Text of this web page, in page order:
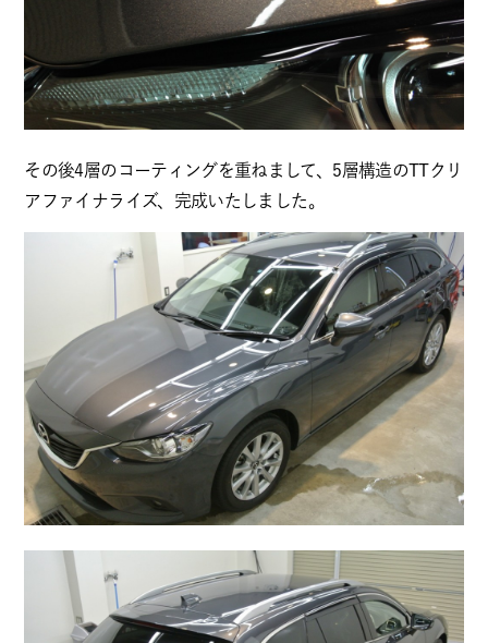
その後4層のコーティングを重ねまして、5層構造のTTクリ
アファイナライズ、完成いたしました。